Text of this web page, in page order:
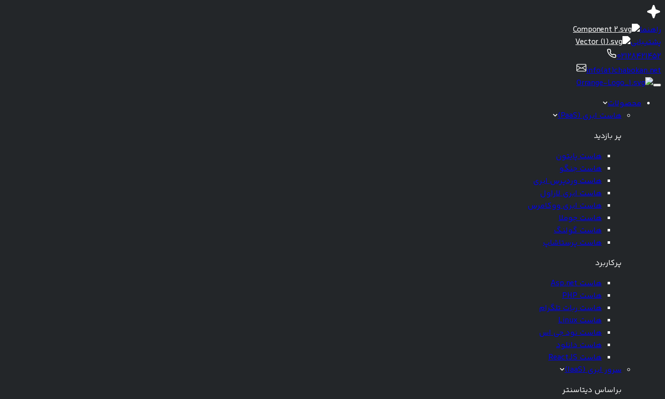
راهنما
پشتیبانی
02128421452
info(at)chabokan.net
محصولات
هاست ابری (PaaS)
پر بازدید
هاست پایتون
هاست جنگو
هاست وردپرس ابری
هاست ابری لاراول
هاست ابری ووکامرس
هاست جوملا
هاست گولنگ
هاست پرستاشاپ
پرکاربرد
هاست Asp.net
هاست PHP
هاست ربات تلگرام
هاست Linux
هاست نود جی اس
هاست دانلود
هاست ReactJS
سرور ابری (IaaS)
براساس دیتاسنتر